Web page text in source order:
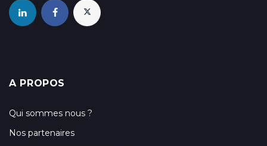
A PROPOS
Qui sommes nous ?
Nos partenaires